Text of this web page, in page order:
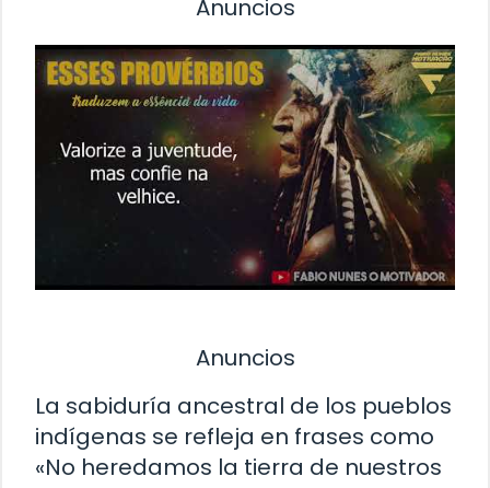
Anuncios
Anuncios
La sabiduría ancestral de los pueblos
indígenas se refleja en frases como
«No heredamos la tierra de nuestros